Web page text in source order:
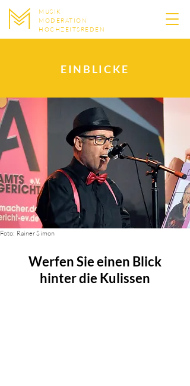
MUSIK
MODERATION
HOCHZEITSREDEN
EINBLICKE
Foto: Rainer Simon
Werfen Sie einen Blick
hinter die Kulissen